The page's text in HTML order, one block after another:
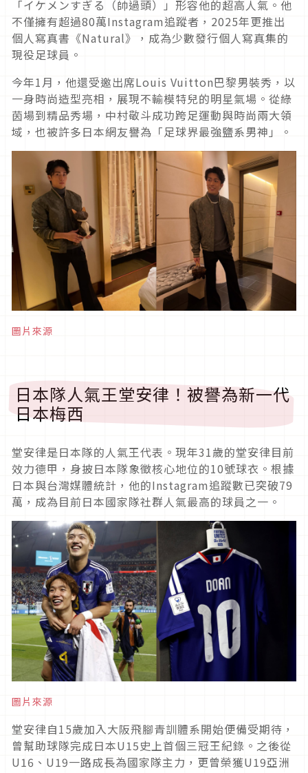
「イケメンすぎる（帥過頭）」形容他的超高人氣。他
不僅擁有超過80萬Instagram追蹤者，2025年更推出
個人寫真書《Natural》，成為少數發行個人寫真集的
現役足球員。
今年1月，他還受邀出席Louis Vuitton巴黎男裝秀，以
一身時尚造型亮相，展現不輸模特兒的明星氣場。從綠
茵場到精品秀場，中村敬斗成功跨足運動與時尚兩大領
域，也被許多日本網友譽為「足球界最強鹽系男神」。
圖片來源
日本隊人氣王堂安律！被譽為新一代
日本梅西
堂安律是日本隊的人氣王代表。現年31歲的堂安律目前
效力德甲，身披日本隊象徵核心地位的10號球衣。根據
日本與台灣媒體統計，他的Instagram追蹤數已突破79
萬，成為目前日本國家隊社群人氣最高的球員之一。
圖片來源
堂安律自15歲加入大阪飛腳青訓體系開始便備受期待，
曾幫助球隊完成日本U15史上首個三冠王紀錄。之後從
U16、U19一路成長為國家隊主力，更曾榮獲U19亞洲